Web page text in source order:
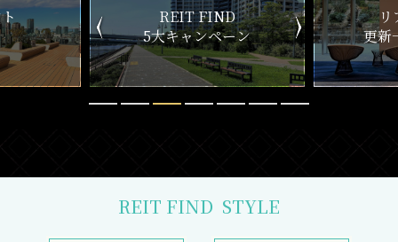
ン
リアルタイム
更新一覧チェック
新
REIT FIND STYLE